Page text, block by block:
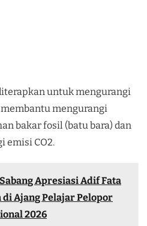
untuk mengurangi
membantu mengurangi
bakar fosil (batu bara) dan
emisi CO2.
Apresiasi Adif Fata
Ajang Pelajar Pelopor
2026